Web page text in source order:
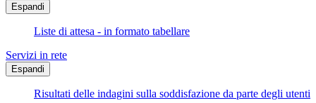
Espandi
Liste di attesa - in formato tabellare
Servizi in rete
Espandi
Risultati delle indagini sulla soddisfazione da parte degli utenti